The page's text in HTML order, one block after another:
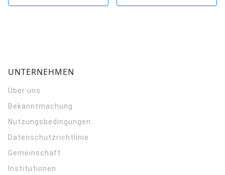
UNTERNEHMEN
Über uns
Bekanntmachung
Nutzungsbedingungen
Datenschutzrichtlinie
Gemeinschaft
Institutionen